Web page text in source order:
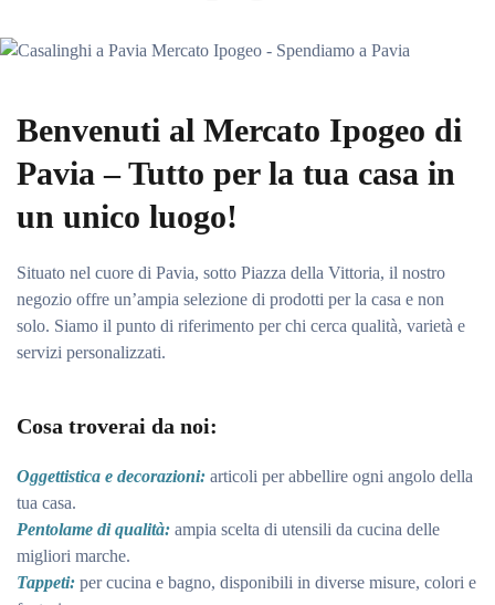
Benvenuti al Mercato Ipogeo di
Pavia – Tutto per la tua casa in
un unico luogo!
Situato nel cuore di Pavia, sotto Piazza della Vittoria, il nostro
negozio offre un’ampia selezione di prodotti per la casa e non
solo. Siamo il punto di riferimento per chi cerca qualità, varietà e
servizi personalizzati.
Cosa troverai da noi:
Oggettistica e decorazioni: articoli per abbellire ogni angolo della
tua casa.
Pentolame di qualità: ampia scelta di utensili da cucina delle
migliori marche.
Tappeti: per cucina e bagno, disponibili in diverse misure, colori e